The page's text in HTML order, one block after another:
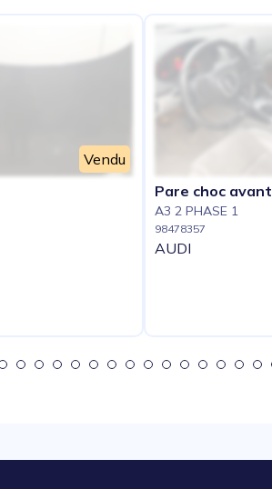
Vendu
Pare choc avant
A3 2 PHASE 1
98478357
AUDI